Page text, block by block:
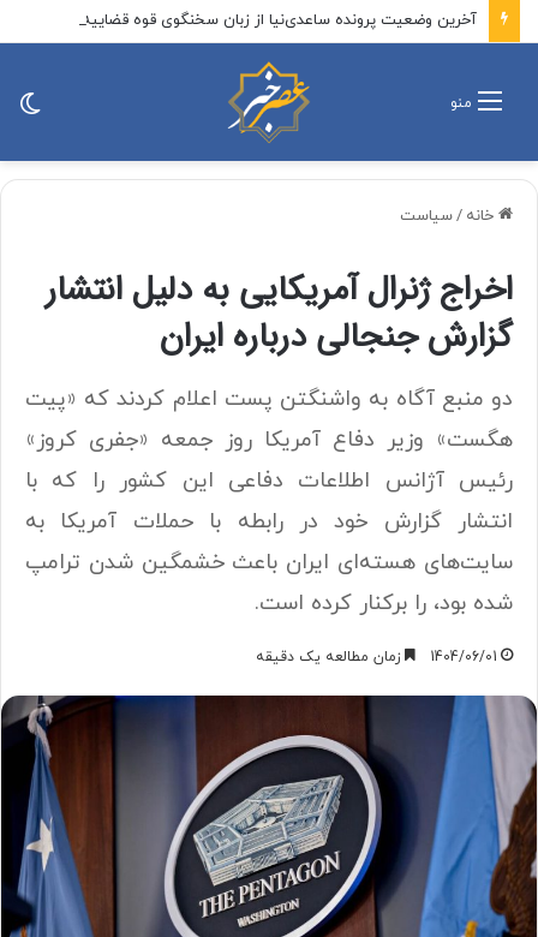
آخرین وضعیت پرونده ساعدی‌نیا از زبان سخنگوی قوه قضاییه
منو
خانه /سیاست
اخراج ژنرال آمریکایی به دلیل انتشار
گزارش جنجالی درباره ایران
دو منبع آگاه به واشنگتن پست اعلام کردند که «پیت
هگست» وزیر دفاع آمریکا روز جمعه «جفری کروز»
رئیس آژانس اطلاعات دفاعی این کشور را که با
انتشار گزارش خود در رابطه با حملات آمریکا به
سایت‌های هسته‌ای ایران باعث خشمگین شدن ترامپ
شده بود، را برکنار کرده است.
1404/06/01 زمان مطالعه یک دقیقه